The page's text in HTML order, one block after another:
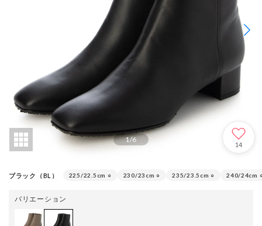
1/6
14
ブラック（BL） 225/22.5cm ○ 230/23cm ○ 235/23.5cm ○ 240/24cm
バリエーション